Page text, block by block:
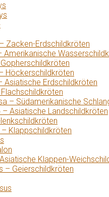
Zacken-Erdschildkröten
Amerikanische
Höckerschildkröten
Asiatische Erdschildkröten
– Südamerikanische
Asiatische Landschildkröten
Klappschildkröten
Klappen-
– Geierschildkröten